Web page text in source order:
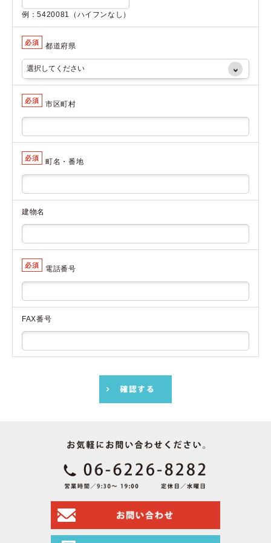
例：5420081（ハイフンなし）
必須 都道府県
必須 市区町村
必須 町名・番地
建物名
必須 電話番号
FAX番号